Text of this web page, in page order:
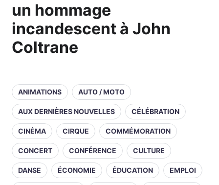
un hommage
incandescent à John
Coltrane
ANIMATIONS AUTO / MOTO
AUX DERNIÈRES NOUVELLES CÉLÉBRATION
CINÉMA CIRQUE COMMÉMORATION
CONCERT CONFÉRENCE CULTURE
DANSE ÉCONOMIE ÉDUCATION EMPLOI